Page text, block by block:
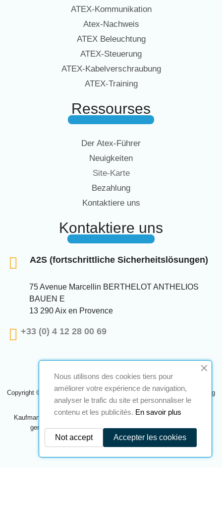
ATEX-Kommunikation
Atex-Nachweis
ATEX Beleuchtung
ATEX-Steuerung
ATEX-Kabelverschraubung
ATEX-Training
Ressourses
Der Atex-Führer
Neuigkeiten
Site-Karte
Bezahlung
Kontaktiere uns
Kontaktiere uns
A2S (fortschrittliche Sicherheitslösungen)
75 Avenue Marcellin BERTHELOT ANTHELIOS
BAUEN E
13 290 Aix en Provence
+33 (0) 4 12 28 00 69
Copyright © 2024 A2S ATEX. Alle Rechte vorbehalten. Eine Realisierung
Navilog
Kaufmann, der von der offensichtlichen Meinung des Unternehmens
genehmigt wurde,Klicken Sie hier, um es zu überprüfen.
Nous utilisons des cookies tiers pour
améliorer votre expérience de navigation,
analyser le trafic du site et personnaliser le
contenu et les publicités. En savoir plus
Accepter les cookies
Not accept